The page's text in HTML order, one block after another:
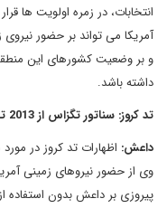
انتخابات، در زمره اولویت ها
آمریکا می تواند بر حضور نیروی
و بر وضعیت کشورهای این منطقه
داشته باشد.
تد کروز: سناتور تگزاس از2013 تاکنون
داعش: اظهارات تد کروز در
وی از حضور نیروهای زمینی
پیروزی بر داعش بدون استفاده